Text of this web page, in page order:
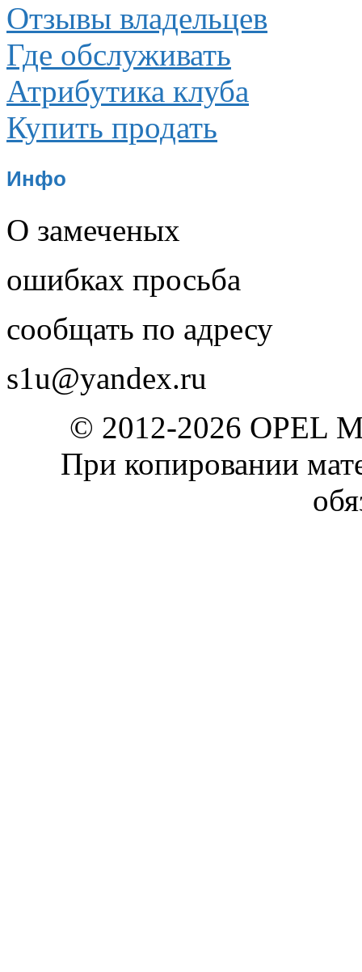
Отзывы владельцев
Где обслуживать
Атрибутика клуба
Купить продать
Инфо
О замеченых
ошибках просьба
сообщать по адресу
s1u@yandex.ru
© 2012-2026 OPEL
При копировании